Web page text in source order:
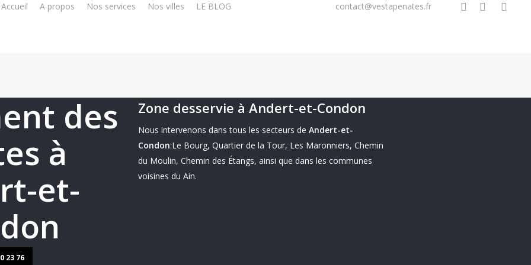
Accueil A propos Nos services Nos villes LE BLOG contact@vestapenates.fr facebooklinkedin instagram
des
à
et-
23 76
Zone desservie à Andert-et-Condon
Nous intervenons dans tous les secteurs de Andert-et-
Condon:Le Bourg, Quartier de la Tour, Les Maronniers, Chemin
du Moulin, Chemin des Étangs, ainsi que dans les communes
voisines du Ain.